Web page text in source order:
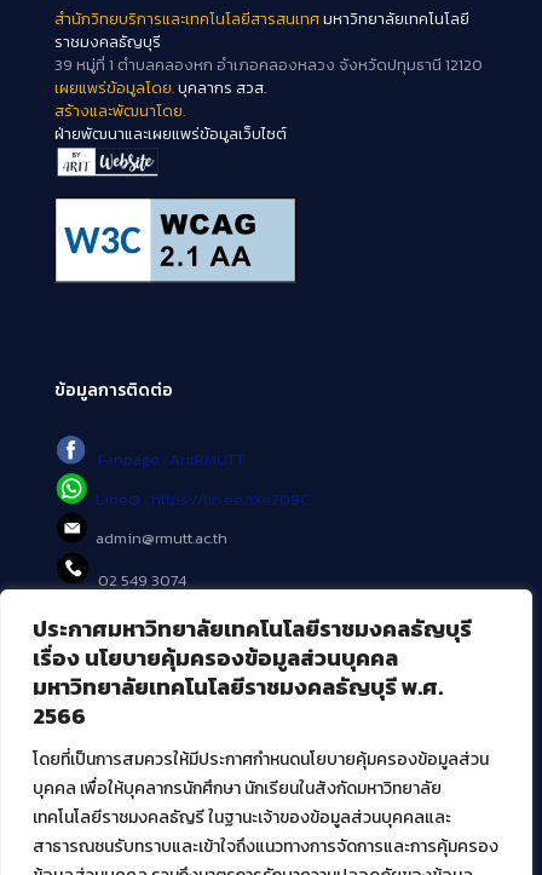
ประกาศมหาวิทยาลัยเทคโนโลยีราชมงคลธัญบุรี
เรื่อง นโยบายคุ้มครองข้อมูลส่วนบุคคล
มหาวิทยาลัยเทคโนโลยีราชมงคลธัญบุรี พ.ศ.
2566
โดยที่เป็นการสมควรให้มีประกาศกำหนดนโยบายคุ้มครองข้อมูลส่วน
บุคคล เพื่อให้บุคลากรนักศึกษา นักเรียนในสังกัดมหาวิทยาลัย
เทคโนโลยีราชมงคลธัญรี ในฐานะเจ้าของข้อมูลส่วนบุคคลและ
สาธารณชนรับทราบและเข้าใจถึงแนวทางการจัดการและการคุ้มครอง
สำนักวิทยบริการและเทคโนโลยีสารสนเทศมหาวิทยาลัยเทคโนโลยี
ราชมงคลธัญบุรี
39 หมู่ที่ 1 ตำบลคลองหก อำเภอคลองหลวง จังหวัดปทุมธานี 12120
เผยแพร่ข้อมูลโดย.บุคลากร สวส.
สร้างและพัฒนาโดย.
ฝ่ายพัฒนาและเผยแพร่ข้อมูลเว็บไซต์
ข้อมูลการติดต่อ
Fanpage : AritRMUTT
Line@ : https://lin.ee/tXe209C
admin@rmutt.ac.th
02 549 3074
บริการอื่นๆ ของ สวส.
ศูนย์สื่อดิจิทัล
ศูนย์นวัตกรรมและความรู้
สมัยใหม่ (MoSeC)
งานบริการวิชาการให้กับหน่วยงานภายนอก